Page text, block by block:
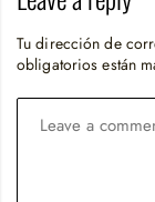
Tu dirección de
obligatorios están